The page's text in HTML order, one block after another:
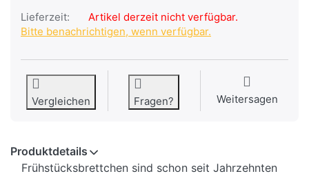
Lieferzeit:
Artikel derzeit nicht verfügbar.
Bitte benachrichtigen, wenn verfügbar.
Vergleichen Fragen? Weitersagen
Produktdetails
Frühstücksbrettchen sind schon seit Jahrzehnten